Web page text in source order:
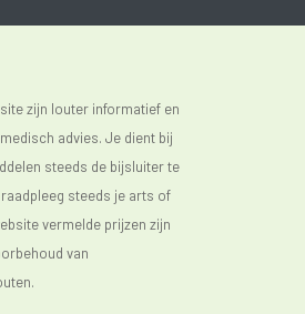
zijn louter informatief en
advies. Je dient bij
steeds de bijsluiter te
steeds je arts of
vermelde prijzen zijn
van